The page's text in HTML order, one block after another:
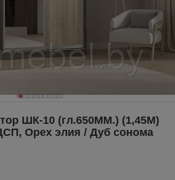
ШК-10 (гл.650ММ.) (1,45М)
Орех элия / Дуб сонома